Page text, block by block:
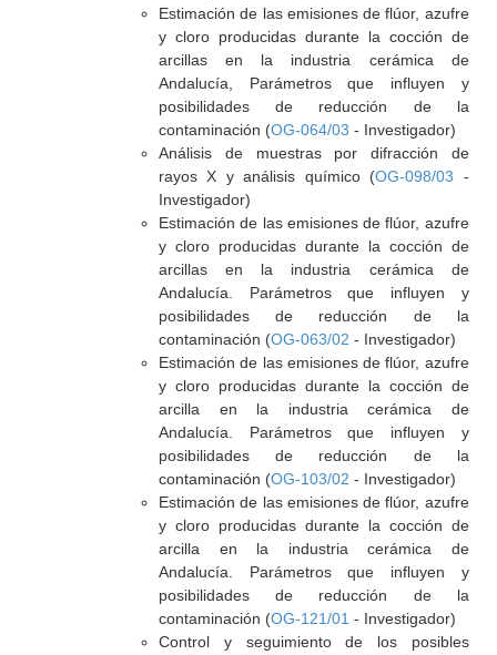
Estimación de las emisiones de flúor, azufre
y cloro producidas durante la cocción de
arcillas en la industria cerámica de
Andalucía, Parámetros que influyen y
posibilidades de reducción de la
contaminación (OG-064/03 - Investigador)
Análisis de muestras por difracción de
rayos X y análisis químico (OG-098/03 -
Investigador)
Estimación de las emisiones de flúor, azufre
y cloro producidas durante la cocción de
arcillas en la industria cerámica de
Andalucía. Parámetros que influyen y
posibilidades de reducción de la
contaminación (OG-063/02 - Investigador)
Estimación de las emisiones de flúor, azufre
y cloro producidas durante la cocción de
arcilla en la industria cerámica de
Andalucía. Parámetros que influyen y
posibilidades de reducción de la
contaminación (OG-103/02 - Investigador)
Estimación de las emisiones de flúor, azufre
y cloro producidas durante la cocción de
arcilla en la industria cerámica de
Andalucía. Parámetros que influyen y
posibilidades de reducción de la
contaminación (OG-121/01 - Investigador)
Control y seguimiento de los posibles